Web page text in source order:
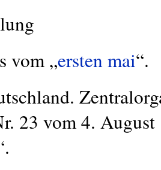
vom „ersten mai“.
23 vom 4.